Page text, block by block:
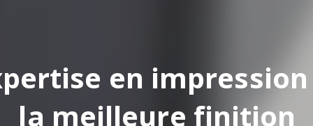
en
la meilleure finition